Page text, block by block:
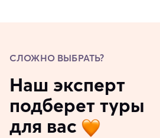
СЛОЖНО ВЫБРАТЬ?
Наш эксперт
подберет туры
для вас